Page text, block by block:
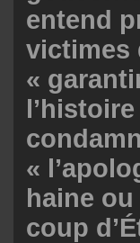
entend
victimes
«
«
haine
coup